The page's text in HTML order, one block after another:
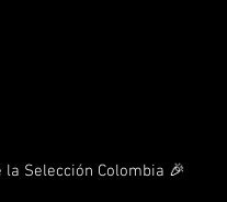
Selección Colombia 🎉